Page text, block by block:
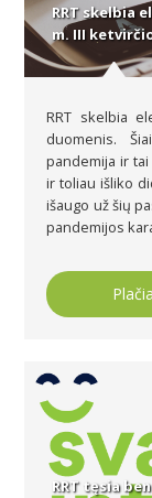
RRT skelbia
m. III
RRT skelbia
duomenis.
pandemija ir
ir toliau išliko
išaugo už šių
pandemijos
RRT tęsia